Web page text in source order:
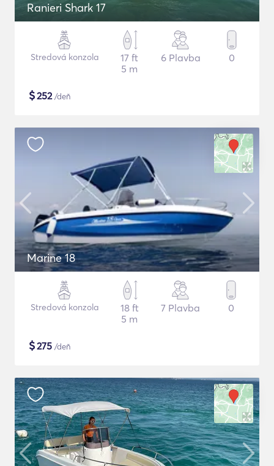
Ranieri Shark 17
Stredová konzola
17 ft
5 m
6 Plavba 0
$252/deň
Marine 18
Stredová konzola
18 ft
5 m
7 Plavba 0
$275 /deň